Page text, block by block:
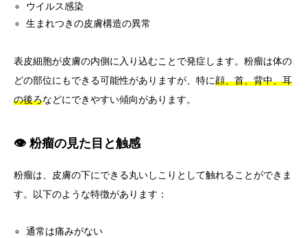
ウイルス感染
生まれつきの皮膚構造の異常
表皮細胞が皮膚の内側に入り込むことで発症します。粉瘤は体の
どの部位にもできる可能性がありますが、特に顔、首、背中、耳
の後ろなどにできやすい傾向があります。
👁️ 粉瘤の見た目と触感
粉瘤は、皮膚の下にできる丸いしこりとして触れることができま
す。以下のような特徴があります：
通常は痛みがない